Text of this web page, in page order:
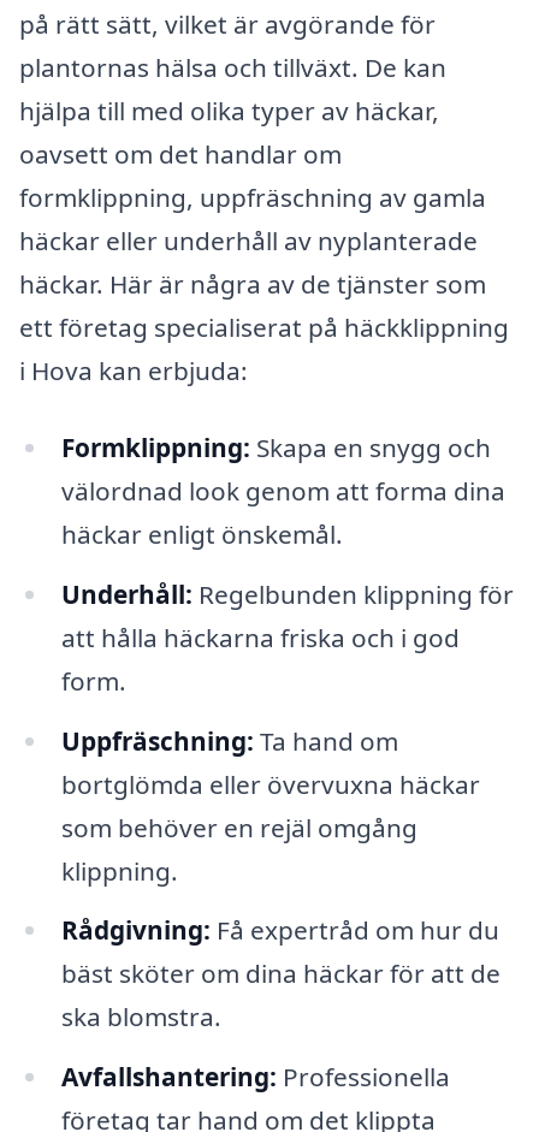
på rätt sätt, vilket är avgörande för
plantornas hälsa och tillväxt. De kan
hjälpa till med olika typer av häckar,
oavsett om det handlar om
formklippning, uppfräschning av gamla
häckar eller underhåll av nyplanterade
häckar. Här är några av de tjänster som
ett företag specialiserat på häckklippning
i Hova kan erbjuda:
Formklippning: Skapa en snygg och
välordnad look genom att forma dina
häckar enligt önskemål.
Underhåll: Regelbunden klippning för
att hålla häckarna friska och i god
form.
Uppfräschning: Ta hand om
bortglömda eller övervuxna häckar
som behöver en rejäl omgång
klippning.
Rådgivning: Få expertråd om hur du
bäst sköter om dina häckar för att de
ska blomstra.
Avfallshantering: Professionella
företag tar hand om det klippta